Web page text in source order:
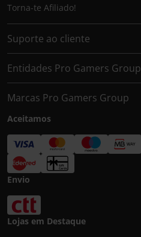
Torna-te Afiliado!
Suporte ao cliente
Entidades Pro Gamers Group
Marcas Pro Gamers Group
Aceitamos
Envio
Lojas em Destaque